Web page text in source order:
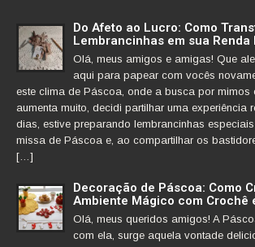
Do Afeto ao Lucro: Como
Lembrancinhas em sua Renda
Olá, meus amigos e amigas! Que
aqui para papear com vocês
este clima de Páscoa, onde a busca por mimos
aumenta muito, decidi partilhar uma experiência
dias, estive preparando lembrancinhas
missa de Páscoa e, ao compartilhar os
[…]
Decoração de Páscoa: Como
Ambiente Mágico com Crochê
Olá, meus queridos amigos! A
com ela, surge aquela vontade